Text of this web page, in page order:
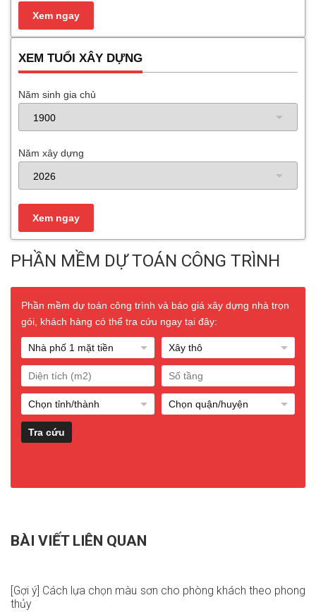
XEM TUỔI XÂY DỰNG
Năm sinh gia chủ
Năm xây dựng
PHẦN MỀM DỰ TOÁN CÔNG TRÌNH
Phần mềm dự toán công trình và báo giá xây dựng nhà trọn
gói, khách hàng có thể tra cứu ngay tại đây:
BÀI VIẾT LIÊN QUAN
[Gợi ý] Cách lựa chọn màu sơn cho phòng khách theo phong
thủy